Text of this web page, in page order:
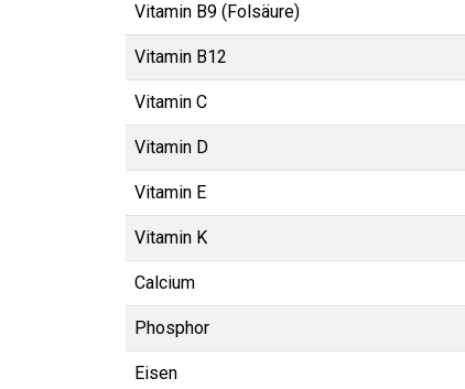
Vitamin B9 (Folsäure)
Vitamin B12
Vitamin C
Vitamin D
Vitamin E
Vitamin K
Calcium
Phosphor
Eisen